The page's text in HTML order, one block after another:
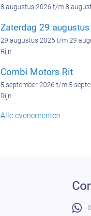
8 augustus 2026 t/m 8
Zaterdag 29
29 augustus 2026 t/m 29
Rijn
Combi Motors Rit
5 september 2026 t/m 5
Rijn
Alle evenementen